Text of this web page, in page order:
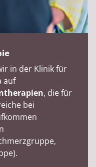
in der Klinik für
auf
, die für
bei